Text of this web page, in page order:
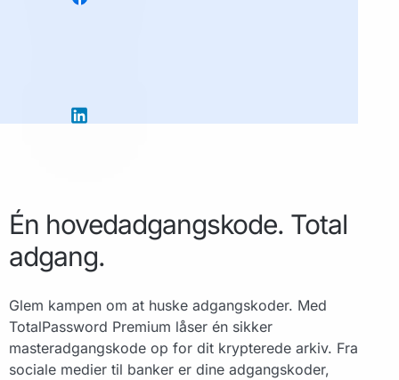
Én hovedadgangskode. Total
adgang.
Glem kampen om at huske adgangskoder. Med
TotalPassword Premium låser én sikker
masteradgangskode op for dit krypterede arkiv. Fra
sociale medier til banker er dine adgangskoder,